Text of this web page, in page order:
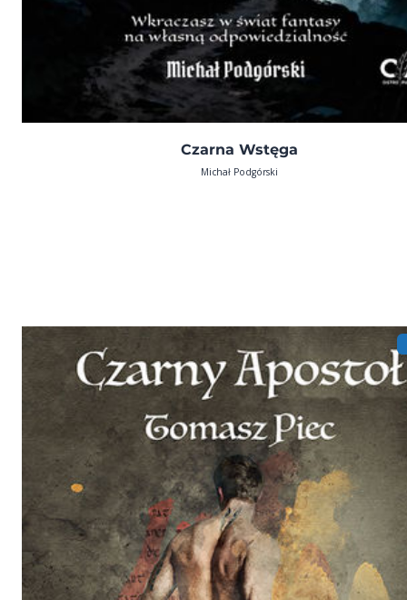
Czarna Wstęga
Michał Podgórski